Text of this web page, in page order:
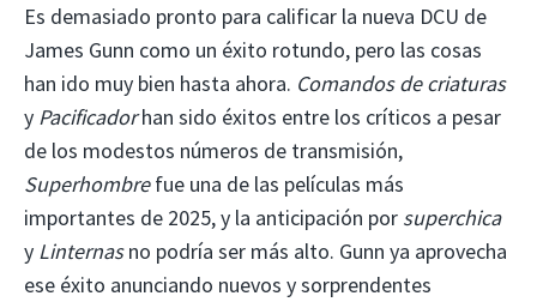
Es demasiado pronto para calificar la nueva DCU de
James Gunn como un éxito rotundo, pero las cosas
han ido muy bien hasta ahora. Comandos de criaturas
y Pacificadorhan sido éxitos entre los críticos a pesar
de los modestos números de transmisión,
Superhombrefue una de las películas más
importantes de 2025, y la anticipación por superchica
y Linternasno podría ser más alto. Gunn ya aprovecha
ese éxito anunciando nuevos y sorprendentes